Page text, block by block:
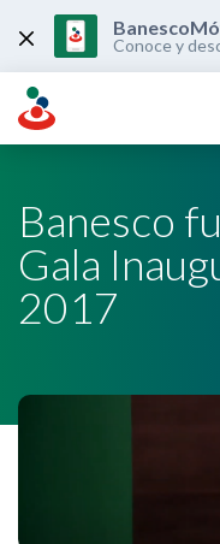
content
Conoce y
Banesco
Gala
2017